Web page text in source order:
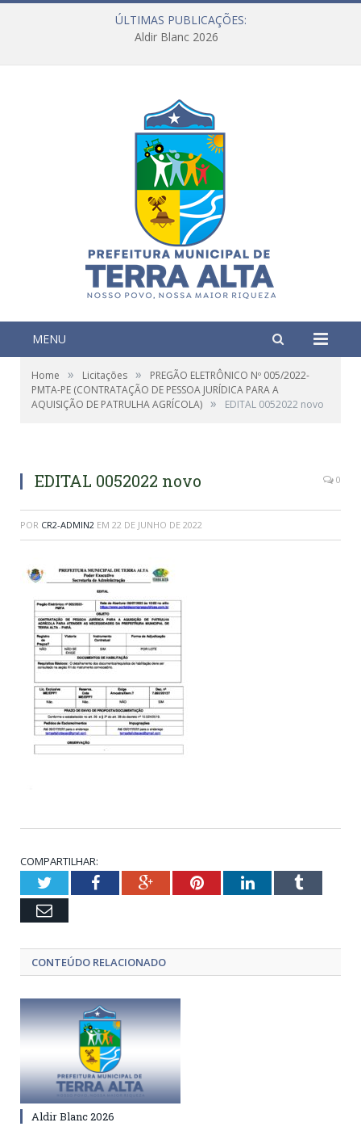
ÚLTIMAS PUBLICAÇÕES:
Aldir Blanc 2026
MENU
Home » Licitações »
PREGÃO ELETRÔNICO Nº 005/2022-
PMTA-PE (CONTRATAÇÃO DE PESSOA JURÍDICA PARA A
AQUISIÇÃO DE PATRULHA AGRÍCOLA) » EDITAL 0052022 novo
EDITAL 0052022 novo 0
POR CR2-ADMIN2 EM 22 DE JUNHO DE 2022
COMPARTILHAR:
TwitterFacebookGoogle+PinterestLinkedInTumblr
Email
CONTEÚDO RELACIONADO
Aldir Blanc 2026